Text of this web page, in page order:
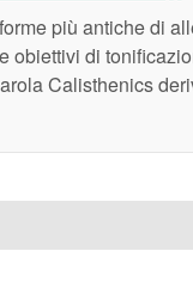
più antiche di
obiettivi di
Calisthenics